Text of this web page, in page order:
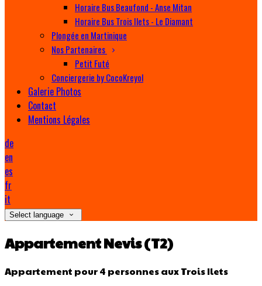
Horaire Bus Beaufond - Anse Mitan
Horaire Bus Trois Ilets - Le Diamant
Plongée en Martinique
Nos Partenaires
Petit Futé
Conciergerie by CocoKreyol
Galerie Photos
Contact
Mentions Légales
de
en
es
fr
it
Select language
Appartement Nevis (T2)
Appartement pour 4 personnes aux Trois Ilets